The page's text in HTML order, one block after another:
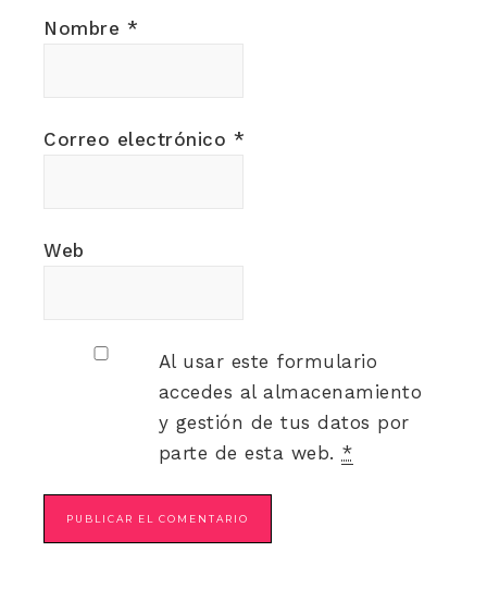
Nombre *
Correo electrónico *
Web
Al usar este formulario
accedes al almacenamiento
y gestión de tus datos por
parte de esta web. *